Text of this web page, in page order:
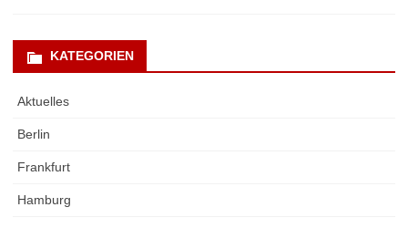
KATEGORIEN
Aktuelles
Berlin
Frankfurt
Hamburg